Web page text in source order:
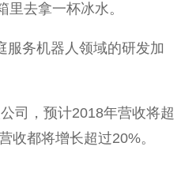
去拿一杯冰水。
服务机器人领域的研发加
司，预计2018年营收将超
收都将增长超过20%。